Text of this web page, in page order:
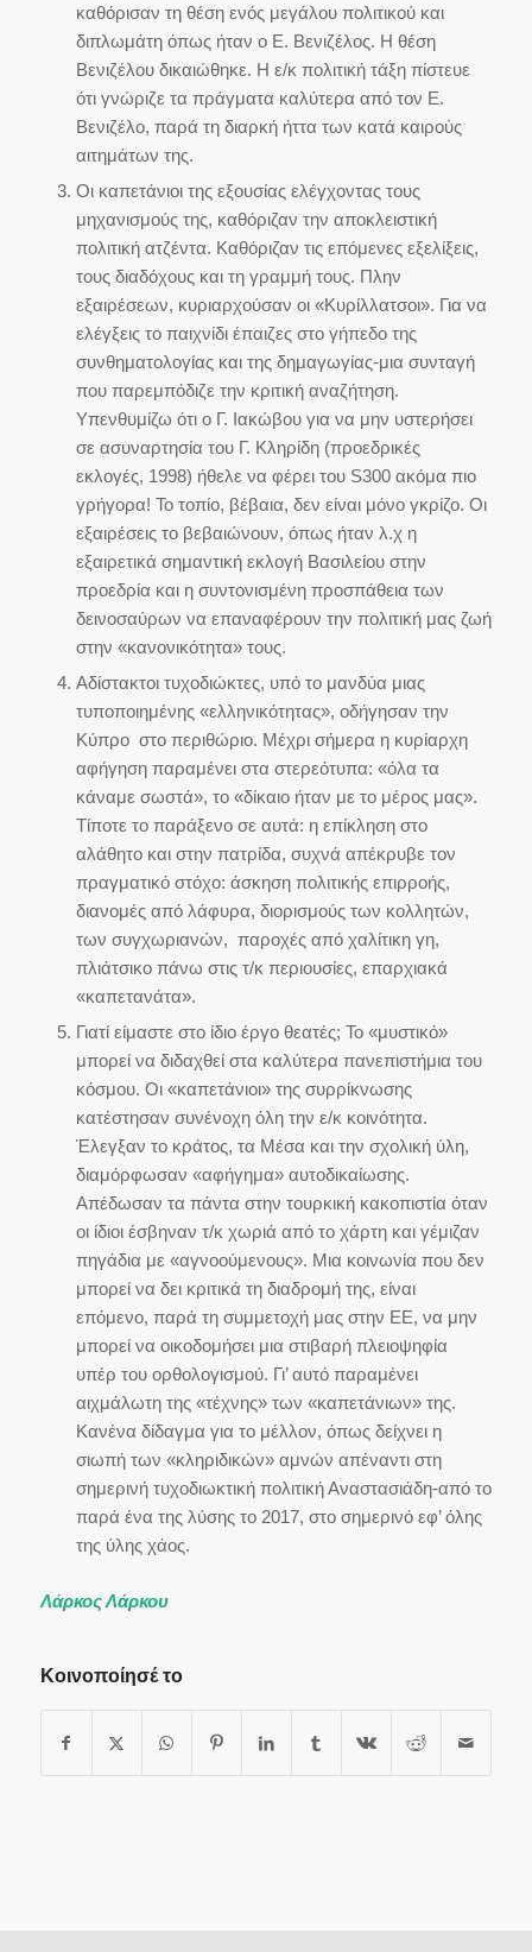
καθόρισαν τη θέση ενός μεγάλου πολιτικού και
διπλωμάτη όπως ήταν ο Ε. Βενιζέλος. Η θέση
Βενιζέλου δικαιώθηκε. Η ε/κ πολιτική τάξη πίστευε
ότι γνώριζε τα πράγματα καλύτερα από τον Ε.
Βενιζέλο, παρά τη διαρκή ήττα των κατά καιρούς
αιτημάτων της.
Οι καπετάνιοι της εξουσίας ελέγχοντας τους
μηχανισμούς της, καθόριζαν την αποκλειστική
πολιτική ατζέντα. Καθόριζαν τις επόμενες εξελίξεις,
τους διαδόχους και τη γραμμή τους. Πλην
εξαιρέσεων, κυριαρχούσαν οι «Κυρίλλατσοι». Για να
ελέγξεις το παιχνίδι έπαιζες στο γήπεδο της
συνθηματολογίας και της δημαγωγίας-μια συνταγή
που παρεμπόδιζε την κριτική αναζήτηση.
Υπενθυμίζω ότι ο Γ. Ιακώβου για να μην υστερήσει
σε ασυναρτησία του Γ. Κληρίδη (προεδρικές
εκλογές, 1998) ήθελε να φέρει του S300 ακόμα πιο
γρήγορα! Το τοπίο, βέβαια, δεν είναι μόνο γκρίζο. Οι
εξαιρέσεις το βεβαιώνουν, όπως ήταν λ.χ η
εξαιρετικά σημαντική εκλογή Βασιλείου στην
προεδρία και η συντονισμένη προσπάθεια των
δεινοσαύρων να επαναφέρουν την πολιτική μας ζωή
στην «κανονικότητα» τους.
Αδίστακτοι τυχοδιώκτες, υπό το μανδύα μιας
τυποποιημένης «ελληνικότητας», οδήγησαν την
Κύπρο στο περιθώριο. Μέχρι σήμερα η κυρίαρχη
αφήγηση παραμένει στα στερεότυπα: «όλα τα
κάναμε σωστά», το «δίκαιο ήταν με το μέρος μας».
Τίποτε το παράξενο σε αυτά: η επίκληση στο
αλάθητο και στην πατρίδα, συχνά απέκρυβε τον
πραγματικό στόχο: άσκηση πολιτικής επιρροής,
διανομές από λάφυρα, διορισμούς των κολλητών,
των συγχωριανών, παροχές από χαλίτικη γη,
πλιάτσικο πάνω στις τ/κ περιουσίες, επαρχιακά
«καπετανάτα».
Γιατί είμαστε στο ίδιο έργο θεατές; Το «μυστικό»
μπορεί να διδαχθεί στα καλύτερα πανεπιστήμια του
κόσμου. Οι «καπετάνιοι» της συρρίκνωσης
κατέστησαν συνένοχη όλη την ε/κ κοινότητα.
Έλεγξαν το κράτος, τα Μέσα και την σχολική ύλη,
διαμόρφωσαν «αφήγημα» αυτοδικαίωσης.
Απέδωσαν τα πάντα στην τουρκική κακοπιστία όταν
οι ίδιοι έσβηναν τ/κ χωριά από το χάρτη και γέμιζαν
πηγάδια με «αγνοούμενους». Μια κοινωνία που δεν
μπορεί να δει κριτικά τη διαδρομή της, είναι
επόμενο, παρά τη συμμετοχή μας στην ΕΕ, να μην
μπορεί να οικοδομήσει μια στιβαρή πλειοψηφία
υπέρ του ορθολογισμού. Γι’ αυτό παραμένει
αιχμάλωτη της «τέχνης» των «καπετάνιων» της.
Κανένα δίδαγμα για το μέλλον, όπως δείχνει η
σιωπή των «κληριδικών» αμνών απέναντι στη
σημερινή τυχοδιωκτική πολιτική Αναστασιάδη-από το
παρά ένα της λύσης το 2017, στο σημερινό εφ’ όλης
της ύλης χάος.
Λάρκος Λάρκου
Κοινοποίησέ το